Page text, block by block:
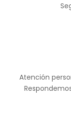
Atención